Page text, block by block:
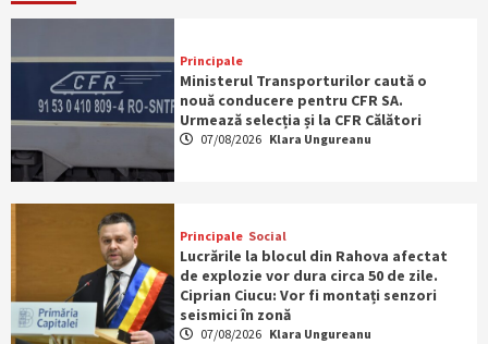
Principale
Ministerul Transporturilor caută o
nouă conducere pentru CFR SA.
Urmează selecția și la CFR Călători
07/08/2026 Klara Ungureanu
Principale Social
Lucrările la blocul din Rahova afectat
de explozie vor dura circa 50 de zile.
Ciprian Ciucu: Vor fi montați senzori
seismici în zonă
07/08/2026 Klara Ungureanu